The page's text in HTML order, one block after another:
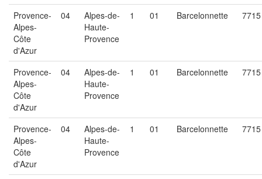
Provence-
Alpes-
Côte
d'Azur
04
Alpes-de-
Haute-
Provence
1 01 Barcelonnette 7715
Provence-
Alpes-
Côte
d'Azur
04
Alpes-de-
Haute-
Provence
1 01 Barcelonnette 7715
Provence-
Alpes-
Côte
d'Azur
04
Alpes-de-
Haute-
Provence
1 01 Barcelonnette 7715